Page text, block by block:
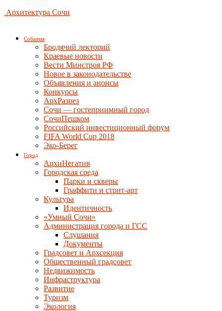
Архитектура Сочи
События
Бродячий лекторий
Краевые новости
Вести Минстроя РФ
Новое в законодательстве
Объявления и анонсы
Конкурсы
АрхРазрез
Сочи — гостеприимный город
СочиПешком
Российский инвестиционный форум
FIFA World Cup 2018
Эко-Берег
Город
АрхиНегатив
Городская среда
Парки и скверы
Граффити и стрит-арт
Культура
Идентичность
«Умный Сочи»
Администрация города и ГСС
Слушания
Документы
Градсовет и Архсекция
Общественный градсовет
Недвижимость
Инфраструктура
Развитие
Туризм
Экология